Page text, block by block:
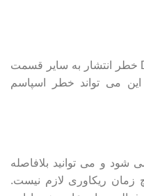
مانند سایر سموم بوتاکس، Dysport خطر انتشار به سایر قسمت
می تواند خطر اسپاسم
و می توانید بلافاصله
زمان ریکاوری لازم نیست.